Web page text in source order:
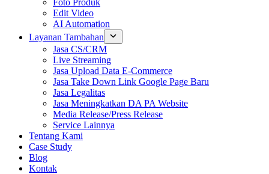
Foto Produk
Edit Video
AI Automation
Layanan Tambahan
Jasa CS/CRM
Live Streaming
Jasa Upload Data E-Commerce
Jasa Take Down Link Google Page Baru
Jasa Legalitas
Jasa Meningkatkan DA PA Website
Media Release/Press Release
Service Lainnya
Tentang Kami
Case Study
Blog
Kontak